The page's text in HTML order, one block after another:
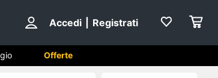
Accedi Registrati
Offerte